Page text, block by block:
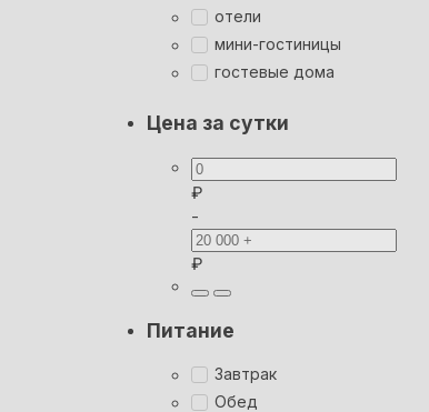
отели
мини-гостиницы
гостевые дома
Цена за сутки
₽
-
₽
Питание
Завтрак
Обед